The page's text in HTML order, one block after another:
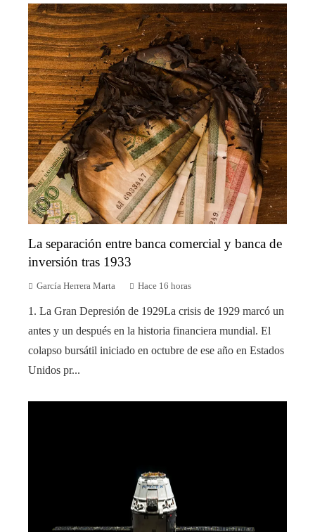
La separación entre banca comercial y banca de
inversión tras 1933
García Herrera Marta Hace 16 horas
1. La Gran Depresión de 1929La crisis de 1929 marcó un
antes y un después en la historia financiera mundial. El
colapso bursátil iniciado en octubre de ese año en Estados
Unidos pr...